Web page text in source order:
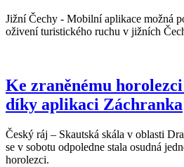
Jižní Čechy - Mobilní aplikace možná
oživení turistického ruchu v jižních
Ke zraněnému
díky aplikaci Záchranka
Český ráj – Skautská skála v oblasti
se v sobotu odpoledne stala osudná
horolezci.